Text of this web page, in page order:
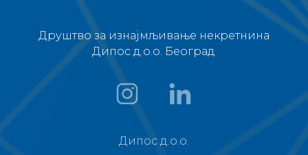
Друштво за изнајмљивање некретнина
Дипос д.о.о. Београд
Дипос д.о.о.